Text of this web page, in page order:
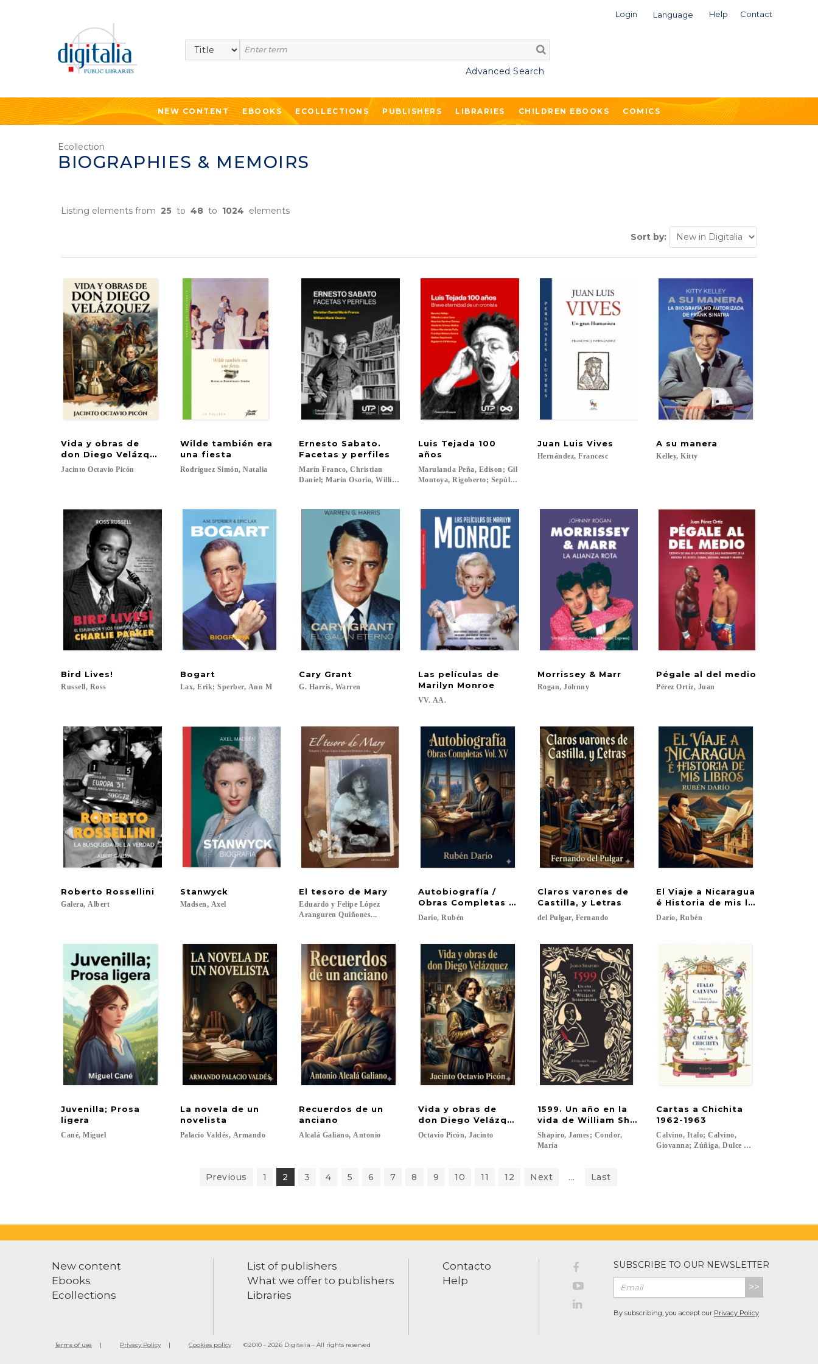
Login Language Help Contact
Search
Advanced Search
NEW CONTENT EBOOKS ECOLLECTIONS PUBLISHERS LIBRARIES CHILDREN EBOOKS COMICS
Ecollection
BIOGRAPHIES & MEMOIRS
Listing elements from 25 to 48 to 1024 elements
Sort by:
Vida y obras de
don Diego Velázquez
Jacinto Octavio Picón
Wilde también era
una fiesta
Rodríguez Simón, Natalia
Ernesto Sabato.
Facetas y perfiles
Marín Franco, Christian
Daniel; Marin Osorio, William...
Luis Tejada 100
años
Marulanda Peña, Edison; Gil
Montoya, Rigoberto; Sepúlveda, Gleiber; Gómez Molina, Abelardo; Vallejo, Maryluz; Loaiza Cano, Gilberto;
Juan Luis Vives
Hernández, Francesc
A su manera
Kelley, Kitty
Bird Lives!
Russell, Ross
Bogart
Lax, Erik; Sperber, Ann M
Cary Grant
G. Harris, Warren
Las películas de
Marilyn Monroe
VV. AA.
Morrissey & Marr
Rogan, Johnny
Pégale al del medio
Pérez Ortiz, Juan
Roberto Rossellini
Galera, Albert
Stanwyck
Madsen, Axel
El tesoro de Mary
Eduardo y Felipe López
Aranguren Quiñones...
Autobiografía /
Obras Completas Vol. XV
Darío, Rubén
Claros varones de
Castilla, y Letras
del Pulgar, Fernando
El Viaje a Nicaragua
é Historia de mis libros
Darío, Rubén
Juvenilla; Prosa
ligera
Cané, Miguel
La novela de un
novelista
Palacio Valdés, Armando
Recuerdos de un
anciano
Alcalá Galiano, Antonio
Vida y obras de
don Diego Velázquez
Octavio Picón, Jacinto
1599. Un año en la
vida de William Shakespeare
Shapiro, James; Condor,
María
Cartas a Chichita
1962-1963
Calvino, Italo; Calvino,
Giovanna; Zúñiga, Dulce María...
Previous 1 2 3 4 5 6 7 8 9 10 11 12 Next ... Last
New content
Ebooks
Ecollections
List of publishers
What we offer to publishers
Libraries
Contacto
Help
SUBSCRIBE TO OUR NEWSLETTER
>>
By subscribing, you accept our Privacy Policy
Terms of use Privacy Policy Cookies policy ©2010 - 2026 Digitalia - All rights reserved